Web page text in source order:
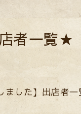
者一覧★
ました】出店者